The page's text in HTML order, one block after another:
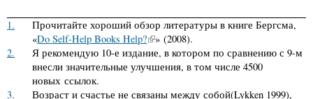
1.
Прочитайте хороший обзор литературы в книге Бергсма,
«Do Self-Help Books Help?
» (2008).
2.
Я рекомендую 10-е издание, в котором по сравнению с 9-м
внесли значительные улучшения, в том числе 4500
новых ссылок.
3.
Возраст и счастье не связаны между собой(Lykken 1999),